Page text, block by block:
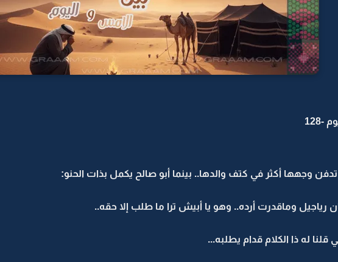
128
تدفن وجهها أكثر في كتف والدها.. بينما أبو صالح يكمل بذات الحنو:
رياجيل وماقدرت أرده.. وهو يا أبيش ترا ما طلب إلا حقه..
له ذا الكلام قدام يطلبه...